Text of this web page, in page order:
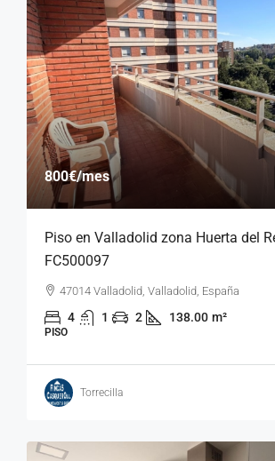
800€/mes
Piso en Valladolid zona Huerta del
FC500097
47014 Valladolid, Valladolid, España
4 1 2 138.00 m²
PISO
Torrecilla